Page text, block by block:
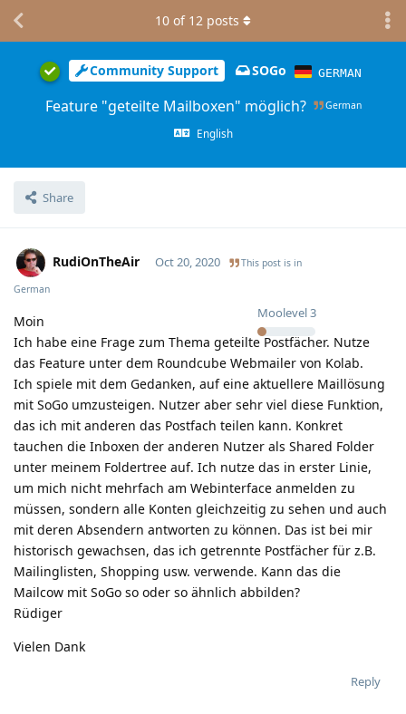
Community Support SOGo GERMAN
Feature "geteilte Mailboxen" möglich? German
English
Share
10 of 12 posts
RudiOnTheAir
Moolevel3
Oct 20, 2020 This post is in
German
Moin
Ich habe eine Frage zum Thema geteilte Postfächer. Nutze
das Feature unter dem Roundcube Webmailer von Kolab.
Ich spiele mit dem Gedanken, auf eine aktuellere Maillösung
mit SoGo umzusteigen. Nutzer aber sehr viel diese Funktion,
das ich mit anderen das Postfach teilen kann. Konkret
tauchen die Inboxen der anderen Nutzer als Shared Folder
unter meinem Foldertree auf. Ich nutze das in erster Linie,
um mich nicht mehrfach am Webinterface anmelden zu
müssen, sondern alle Konten gleichzeitig zu sehen und auch
mit deren Absendern antworten zu können. Das ist bei mir
historisch gewachsen, das ich getrennte Postfächer für z.B.
Mailinglisten, Shopping usw. verwende. Kann das die
Mailcow mit SoGo so oder so ähnlich abbilden?
Rüdiger
Vielen Dank
Reply